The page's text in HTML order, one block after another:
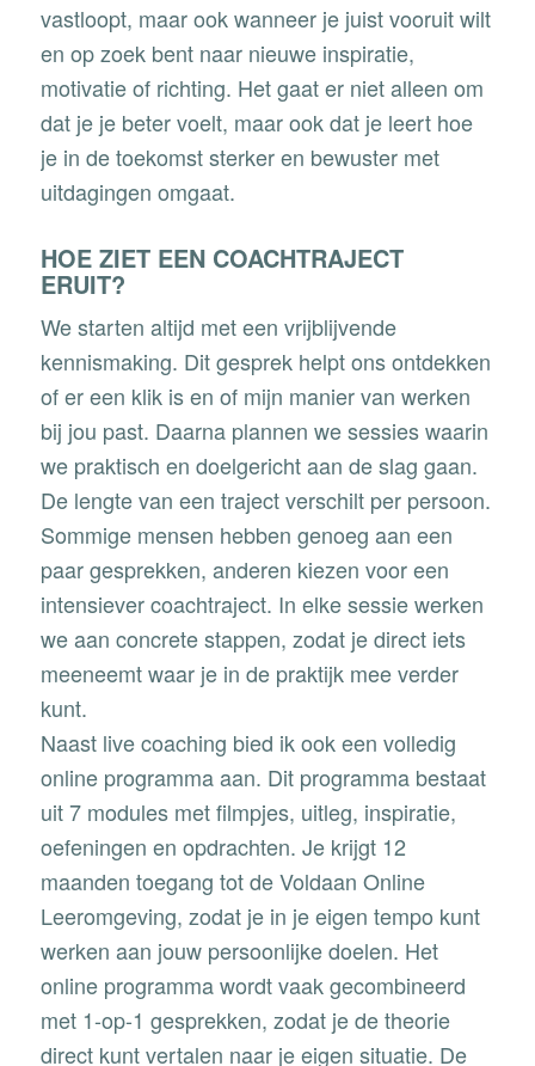
vastloopt, maar ook wanneer je juist vooruit wilt
en op zoek bent naar nieuwe inspiratie,
motivatie of richting. Het gaat er niet alleen om
dat je je beter voelt, maar ook dat je leert hoe
je in de toekomst sterker en bewuster met
uitdagingen omgaat.
HOE ZIET EEN COACHTRAJECT
ERUIT?
We starten altijd met een vrijblijvende
kennismaking. Dit gesprek helpt ons ontdekken
of er een klik is en of mijn manier van werken
bij jou past. Daarna plannen we sessies waarin
we praktisch en doelgericht aan de slag gaan.
De lengte van een traject verschilt per persoon.
Sommige mensen hebben genoeg aan een
paar gesprekken, anderen kiezen voor een
intensiever coachtraject. In elke sessie werken
we aan concrete stappen, zodat je direct iets
meeneemt waar je in de praktijk mee verder
kunt.
Naast live coaching bied ik ook een volledig
online programmaaan. Dit programma bestaat
uit 7 modules met filmpjes, uitleg, inspiratie,
oefeningen en opdrachten. Je krijgt 12
maanden toegang tot deVoldaan Online
Leeromgeving, zodat je in je eigen tempo kunt
werken aan jouw persoonlijke doelen. Het
online programma wordt vaak gecombineerd
met 1-op-1 gesprekken, zodat je de theorie
direct kunt vertalen naar je eigen situatie. De